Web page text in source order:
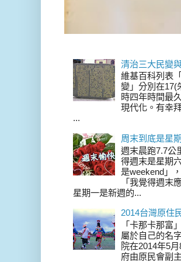
清治三大民變
維基百科列表
變」分別在17(
時四年時間最
現代化。有幸
...
周末到底是星
週末晨跑7.7公
得週末是星期
是weekend」
「我覺得週末
星期一是新週的...
2014台灣原住
「卡那卡那富
屬於自己的名
院在2014年5
府由原民會副